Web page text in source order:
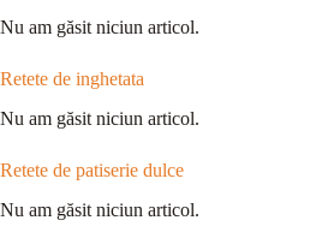
Nu am găsit niciun articol.
Retete de inghetata
Nu am găsit niciun articol.
Retete de patiserie dulce
Nu am găsit niciun articol.